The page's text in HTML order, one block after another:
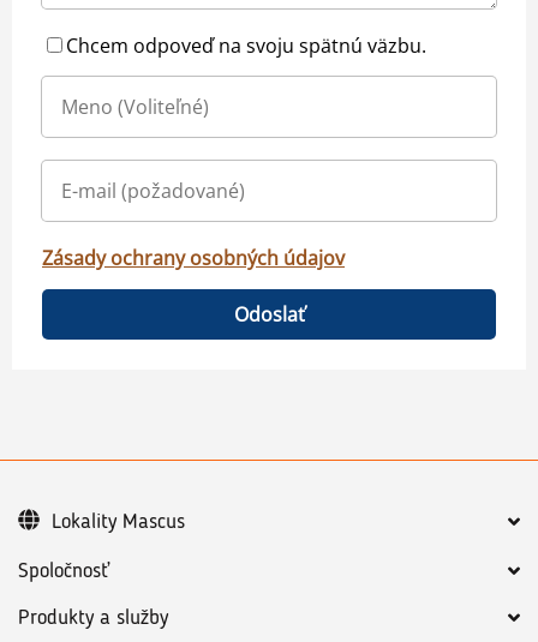
Chcem odpoveď na svoju spätnú väzbu.
Zásady ochrany osobných údajov
Odoslať
Spoločnosť
Produkty a služby
Lokality Mascus